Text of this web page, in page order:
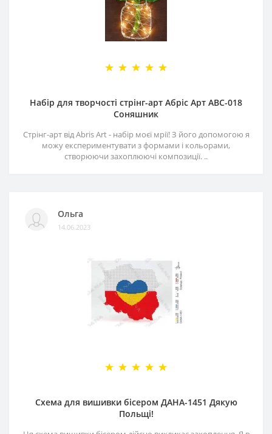
Набір для творчості стрінг-арт Абріс Арт АВС-018
Соняшник
Стрінг-арт від Abris Art - набір моєї мрії! З його допомогою я
можу експериментувати з формами і кольорами,
створюючи захоплюючі композиції. ..
Ольга
14.06.2023
Схема для вишивки бісером ДАНА-1451 Дякую
Польщі!